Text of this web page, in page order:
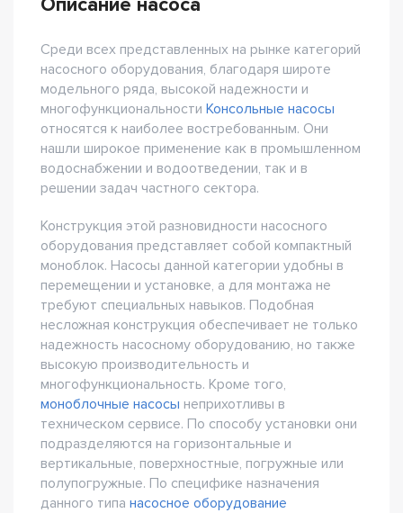
Описание насоса
Среди всех представленных на рынке категорий
насосного оборудования, благодаря широте
модельного ряда, высокой надежности и
многофункциональности Консольные насосы
относятся к наиболее востребованным. Они
нашли широкое применение как в промышленном
водоснабжении и водоотведении, так и в
решении задач частного сектора.
Конструкция этой разновидности насосного
оборудования представляет собой компактный
моноблок. Насосы данной категории удобны в
перемещении и установке, а для монтажа не
требуют специальных навыков. Подобная
несложная конструкция обеспечивает не только
надежность насосному оборудованию, но также
высокую производительность и
многофункциональность. Кроме того,
моноблочные насосы неприхотливы в
техническом сервисе. По способу установки они
подразделяются на горизонтальные и
вертикальные, поверхностные, погружные или
полупогружные. По специфике назначения
данного типа насосное оборудование